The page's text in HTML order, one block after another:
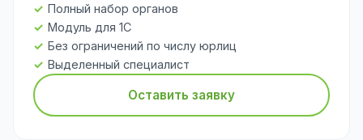
Полный набор органов
Модуль для 1С
Без ограничений по числу юрлиц
Выделенный специалист
Оставить заявку